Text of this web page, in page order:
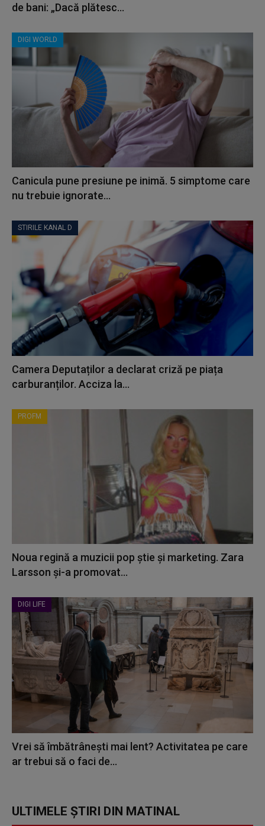
de bani: „Dacă plătesc...
DIGI WORLD
Canicula pune presiune pe inimă. 5 simptome care
nu trebuie ignorate...
STIRILE KANAL D
Camera Deputaților a declarat criză pe piața
carburanților. Acciza la...
PROFM
Noua regină a muzicii pop știe și marketing. Zara
Larsson și-a promovat...
DIGI LIFE
Vrei să îmbătrânești mai lent? Activitatea pe care
ar trebui să o faci de...
ULTIMELE ȘTIRI DIN MATINAL